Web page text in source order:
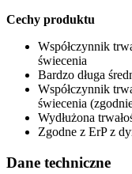
Cechy produktu
Współczynnik
świecenia
Bardzo długa
Współczynnik
świecenia
Wydłużona
Zgodne z ErP z
Dane techniczne